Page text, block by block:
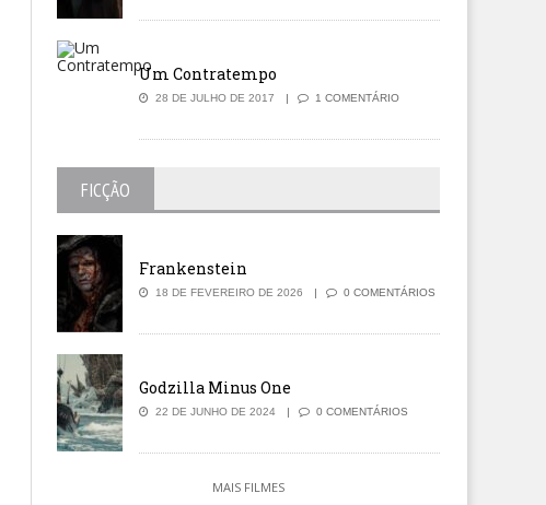
Um Contratempo
28 DE JULHO DE 2017 1 COMENTÁRIO
FICÇÃO
Frankenstein
18 DE FEVEREIRO DE 2026 0 COMENTÁRIOS
Godzilla Minus One
22 DE JUNHO DE 2024 0 COMENTÁRIOS
MAIS FILMES